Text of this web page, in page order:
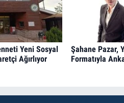
Yeni Sosyal
Ağırlıyor
Şahane Pazar,
Formatıyla